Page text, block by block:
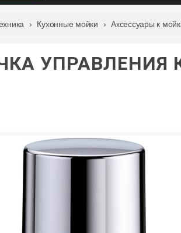
› Кухонные мойки › Аксессуары к
УПРАВЛЕНИЯ